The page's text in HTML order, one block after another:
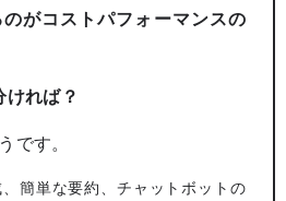
がコストパフォーマンスの
れば？
です。
、簡単な要約、チャットボットの